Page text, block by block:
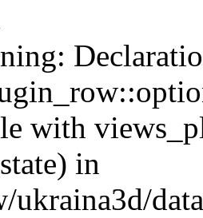
with
in
ukraina3d/